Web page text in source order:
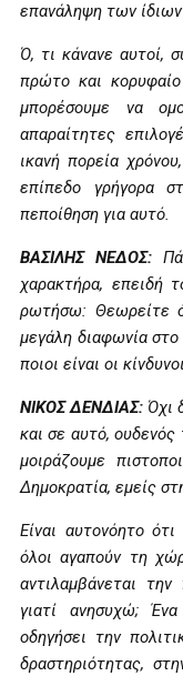
επανάληψη των
Ό, τι κάνανε αυτοί,
πρώτο και
μπορέσουμε να
απαραίτητες
ικανή πορεία
επίπεδο γρήγορα
πεποίθηση για αυτό.
ΒΑΣΙΛΗΣ ΝΕΔΟΣ:
χαρακτήρα, επειδή
ρωτήσω: Θεωρείτε
μεγάλη διαφωνία στο
ποιοι είναι οι
ΝΙΚΟΣ ΔΕΝΔΙΑΣ: Όχι
και σε αυτό,
μοιράζουμε
Δημοκρατία, εμείς
Είναι αυτονόητο
όλοι αγαπούν τη
αντιλαμβάνεται
γιατί ανησυχώ;
οδηγήσει την
δραστηριότητας,